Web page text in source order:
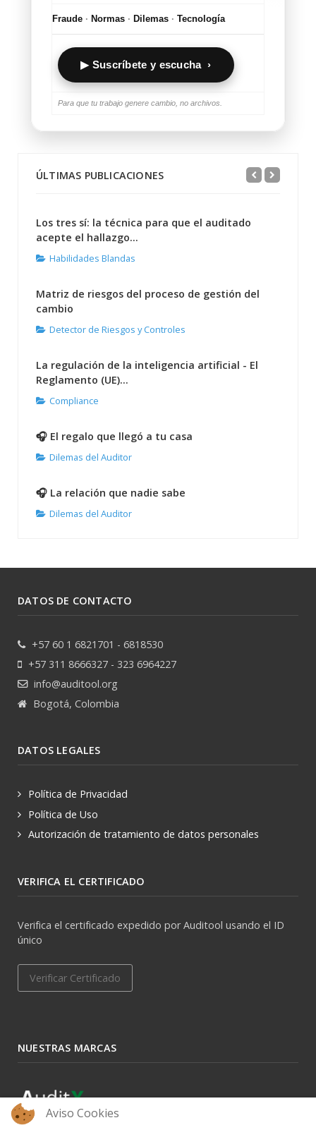
Fraude · Normas · Dilemas · Tecnología
▶ Suscríbete y escucha ›
Para que tu trabajo genere cambio, no archivos.
ÚLTIMAS PUBLICACIONES
Los tres sí: la técnica para que el auditado
acepte el hallazgo...
Habilidades Blandas
Matriz de riesgos del proceso de gestión del
cambio
Detector de Riesgos y Controles
La regulación de la inteligencia artificial - El
Reglamento (UE)...
Compliance
🎧 El regalo que llegó a tu casa
Dilemas del Auditor
🎧 La relación que nadie sabe
Dilemas del Auditor
DATOS DE CONTACTO
+57 60 1 6821701 - 6818530
+57 311 8666327 - 323 6964227
info@auditool.org
Bogotá, Colombia
DATOS LEGALES
Política de Privacidad
Política de Uso
Autorización de tratamiento de datos personales
VERIFICA EL CERTIFICADO
Verifica el certificado expedido por Auditool usando el ID
único
Verificar Certificado
NUESTRAS MARCAS
Aviso Cookies